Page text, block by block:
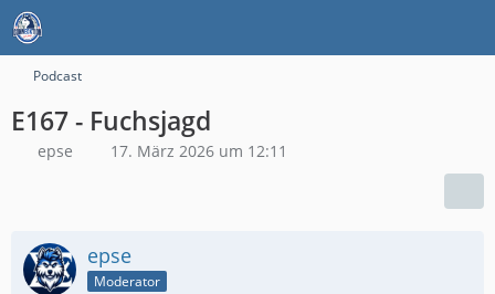
Podcast
E167 - Fuchsjagd
epse 17. März 2026 um 12:11
epse
Moderator